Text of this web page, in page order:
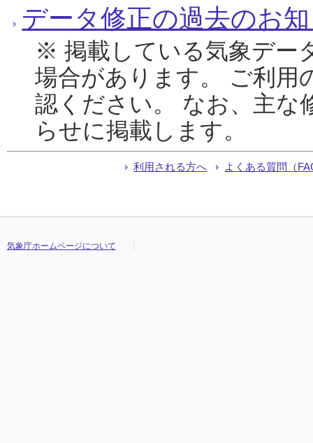
データ修正の過去のお
※ 掲載している気象デー
場合があります。 ご利用
認ください。 なお、主な
らせに掲載します。
利用される方へ よくある質問（
気象庁ホームページについて